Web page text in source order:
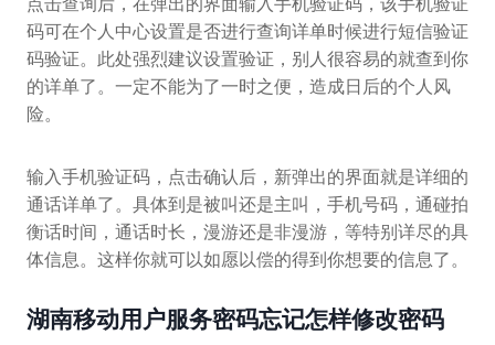
点击查询后，在弹出的界面输入手机验证码，该手机验证
码可在个人中心设置是否进行查询详单时候进行短信验证
码验证。此处强烈建议设置验证，别人很容易的就查到你
的详单了。一定不能为了一时之便，造成日后的个人风
险。
输入手机验证码，点击确认后，新弹出的界面就是详细的
通话详单了。具体到是被叫还是主叫，手机号码，通碰拍
衡话时间，通话时长，漫游还是非漫游，等特别详尽的具
体信息。这样你就可以如愿以偿的得到你想要的信息了。
湖南移动用户服务密码忘记怎样修改密码